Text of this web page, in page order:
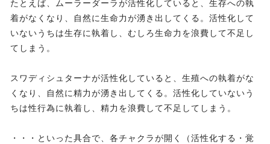
たとえば、ムーラーダーラが活性化していると、生存への執
着がなくなり、自然に生命力が湧き出してくる。活性化して
いないうちは生存に執着し、むしろ生命力を浪費して不足し
てしまう。
スワディシュターナが活性化していると、生殖への執着がな
くなり、自然に精力が湧き出してくる。活性化していないう
ちは性行為に執着し、精力を浪費して不足してしまう。
・・・といった具合で、各チャクラが開く（活性化する・覚